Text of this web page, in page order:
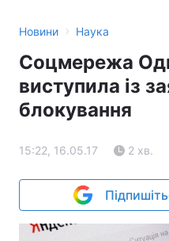
Новини › Наука
Соцмережа
виступила із
блокування
15:22, 16.05.17 2 хв.